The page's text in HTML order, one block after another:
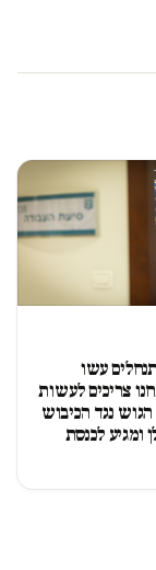
עשו
צריכים לעשות
נגד הכיבוש
ומגיע לכנסת